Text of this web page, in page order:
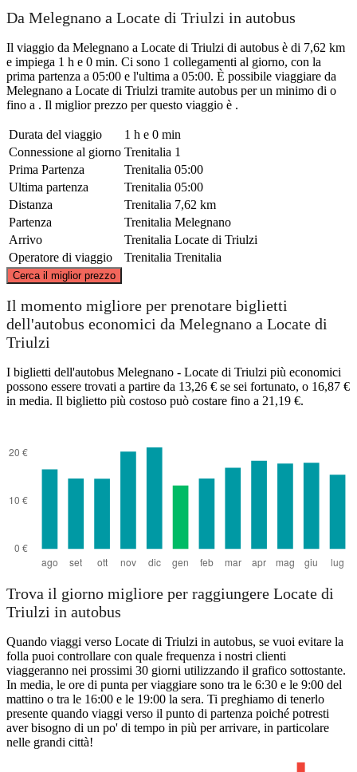
Da Melegnano a Locate di Triulzi in autobus
Il viaggio da Melegnano a Locate di Triulzi di autobus è di 7,62 km
e impiega 1 h e 0 min. Ci sono 1 collegamenti al giorno, con la
prima partenza a 05:00 e l'ultima a 05:00. È possibile viaggiare da
Melegnano a Locate di Triulzi tramite autobus per un minimo di o
fino a . Il miglior prezzo per questo viaggio è .
Durata del viaggio
1 h e 0 min
Connessione al giorno Trenitalia 1
Prima Partenza
Trenitalia 05:00
Ultima partenza
Trenitalia 05:00
Distanza
Trenitalia 7,62 km
Partenza
Trenitalia Melegnano
Arrivo
Trenitalia Locate di Triulzi
Operatore di viaggio
Trenitalia Trenitalia
Cerca il miglior prezzo
Melegnano
Locate di Triulzi
©CARTO, ©
Il momento migliore per prenotare biglietti
dell'autobus economici da Melegnano a Locate di
Triulzi
I biglietti dell'autobus Melegnano - Locate di Triulzi più economici
possono essere trovati a partire da 13,26 € se sei fortunato, o 16,87 €
in media. Il biglietto più costoso può costare fino a 21,19 €.
Trova il giorno migliore per raggiungere Locate di
Triulzi in autobus
Quando viaggi verso Locate di Triulzi in autobus, se vuoi evitare la
folla puoi controllare con quale frequenza i nostri clienti
viaggeranno nei prossimi 30 giorni utilizzando il grafico sottostante.
In media, le ore di punta per viaggiare sono tra le 6:30 e le 9:00 del
mattino o tra le 16:00 e le 19:00 la sera. Ti preghiamo di tenerlo
presente quando viaggi verso il punto di partenza poiché potresti
aver bisogno di un po' di tempo in più per arrivare, in particolare
nelle grandi città!